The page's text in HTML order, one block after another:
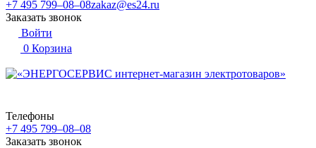
+7 495 799–08–08zakaz@es24.ru
Заказать звонок
Войти
0 Корзина
Телефоны
+7 495 799–08–08
Заказать звонок